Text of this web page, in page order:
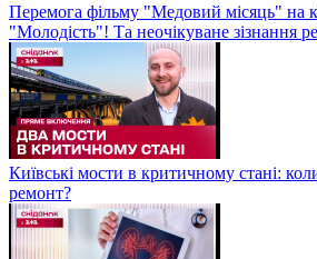
Перемога фільму "Медовий місяць" на
"Молодість"! Та неочікуване зізнання
Київські мости в критичному стані:
ремонт?